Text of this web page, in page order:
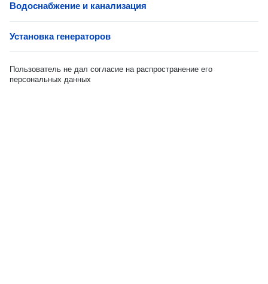
Водоснабжение и канализация
Установка генераторов
Пользователь не дал согласие на распространение его
персональных данных